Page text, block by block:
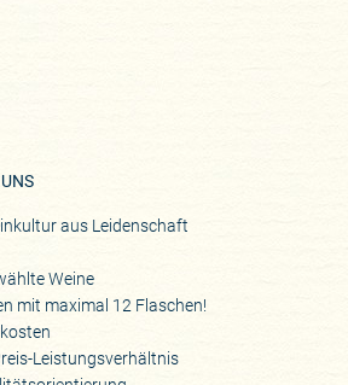
aus Leidenschaft
Weine
mit maximal 12 Flaschen!
Leistungsverhältnis